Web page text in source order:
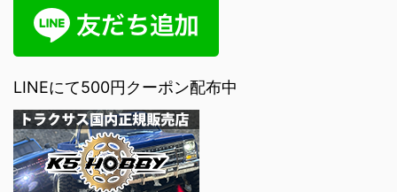
LINEにて500円クーポン配布中